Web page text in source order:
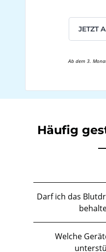
JETZT
Ab dem 3.
Häufig
Darf ich das
Mindestlaufzeit von
Welche